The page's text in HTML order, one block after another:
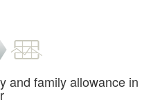
and family allowance in